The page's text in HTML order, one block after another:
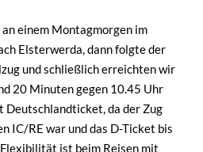
an einem Montagmorgen im
Elsterwerda, dann folgte der
und schließlich erreichten wir
20 Minuten gegen 10.45 Uhr
Deutschlandticket, da der Zug
IC/RE war und das D-Ticket bis
ist beim Reisen mit